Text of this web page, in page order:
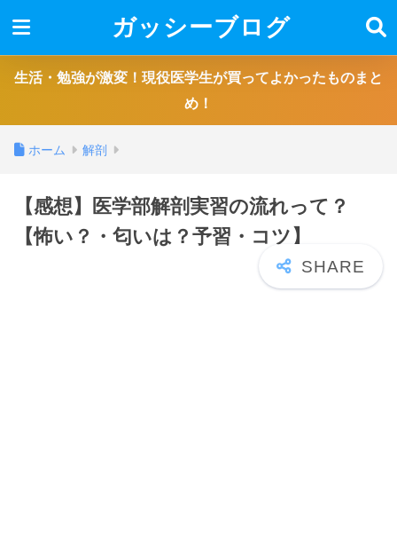
ガッシーブログ
生活・勉強が激変！現役医学生が買ってよかったものまと
め！
ホーム 解剖
【感想】医学部解剖実習の流れって？
【怖い？・匂いは？予習・コツ】